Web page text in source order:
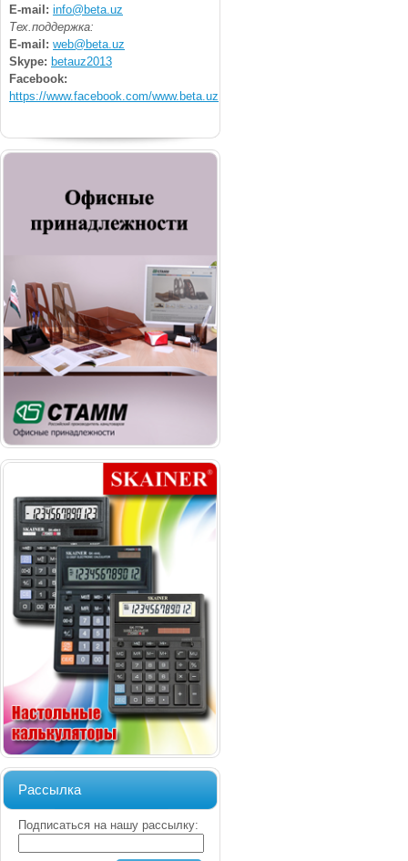
E-mail: info@beta.uz
Тех.поддержка:
E-mail: web@beta.uz
Skype: betauz2013
Facebook:
https://www.facebook.com/www.beta.uz
Рассылка
Подписаться на нашу рассылку: